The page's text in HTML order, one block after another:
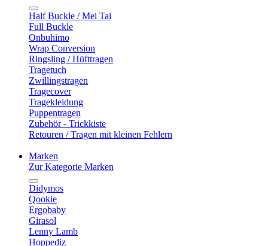
Half Buckle / Mei Tai
Full Buckle
Onbuhimo
Wrap Conversion
Ringsling / Hüfttragen
Tragetuch
Zwillingstragen
Tragecover
Tragekleidung
Puppentragen
Zubehör - Trickkiste
Retouren / Tragen mit kleinen Fehlern
Marken
Zur Kategorie Marken
Didymos
Qookie
Ergobaby
Girasol
Lenny Lamb
Hoppediz